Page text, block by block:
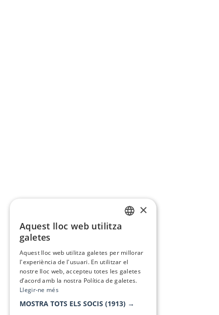
×
Aquest lloc web utilitza
galetes
Aquest lloc web utilitza galetes per millorar
l'experiència de l'usuari. En utilitzar el
nostre lloc web, accepteu totes les galetes
d’acord amb la nostra Política de galetes.
Llegir-ne més
MOSTRA TOTS ELS SOCIS (1913) →